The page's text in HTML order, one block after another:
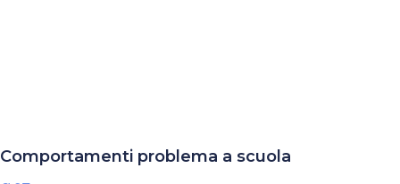
Comportamenti problema a scuola